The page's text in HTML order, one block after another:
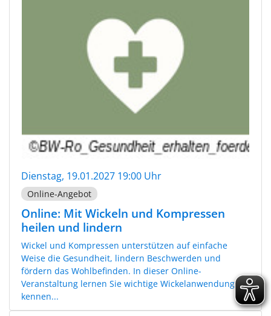
Dienstag, 19.01.2027 19:00 Uhr
Online-Angebot
Online: Mit Wickeln und Kompressen
heilen und lindern
Wickel und Kompressen unterstützen auf einfache
Weise die Gesundheit, lindern Beschwerden und
fördern das Wohlbefinden. In dieser Online-
Veranstaltung lernen Sie wichtige Wickelanwendungen
kennen...